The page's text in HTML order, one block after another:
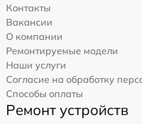
Контакты
Вакансии
О компании
Ремонтируемые модели
Наши услуги
Согласие на обработку
Способы оплаты
Ремонт устройств